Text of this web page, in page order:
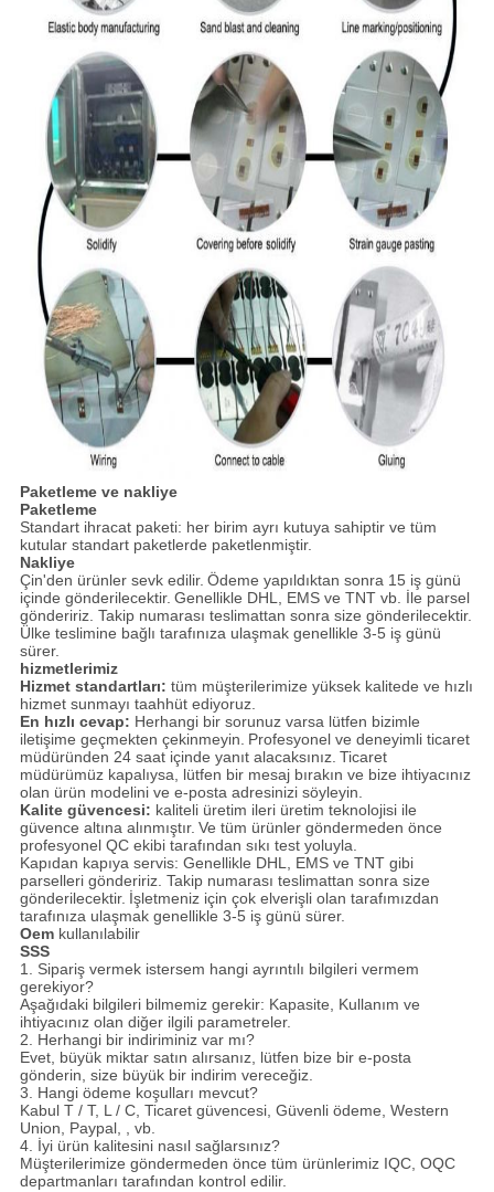
Paketleme ve nakliye
Paketleme
Standart ihracat paketi: her birim ayrı kutuya sahiptir ve tüm
kutular standart paketlerde paketlenmiştir.
Nakliye
Çin'den ürünler sevk edilir. Ödeme yapıldıktan sonra 15 iş günü
içinde gönderilecektir. Genellikle DHL, EMS ve TNT vb. İle parsel
göndeririz. Takip numarası teslimattan sonra size gönderilecektir.
Ülke teslimine bağlı tarafınıza ulaşmak genellikle 3-5 iş günü
sürer.
hizmetlerimiz
Hizmet standartları: tüm müşterilerimize yüksek kalitede ve hızlı
hizmet sunmayı taahhüt ediyoruz.
En hızlı cevap: Herhangi bir sorunuz varsa lütfen bizimle
iletişime geçmekten çekinmeyin. Profesyonel ve deneyimli ticaret
müdüründen 24 saat içinde yanıt alacaksınız. Ticaret
müdürümüz kapalıysa, lütfen bir mesaj bırakın ve bize ihtiyacınız
olan ürün modelini ve e-posta adresinizi söyleyin.
Kalite güvencesi: kaliteli üretim ileri üretim teknolojisi ile
güvence altına alınmıştır. Ve tüm ürünler göndermeden önce
profesyonel QC ekibi tarafından sıkı test yoluyla.
Kapıdan kapıya servis: Genellikle DHL, EMS ve TNT gibi
parselleri göndeririz. Takip numarası teslimattan sonra size
gönderilecektir. İşletmeniz için çok elverişli olan tarafımızdan
tarafınıza ulaşmak genellikle 3-5 iş günü sürer.
Oemkullanılabilir
SSS
1. Sipariş vermek istersem hangi ayrıntılı bilgileri vermem
gerekiyor?
Aşağıdaki bilgileri bilmemiz gerekir: Kapasite, Kullanım ve
ihtiyacınız olan diğer ilgili parametreler.
2. Herhangi bir indiriminiz var mı?
Evet, büyük miktar satın alırsanız, lütfen bize bir e-posta
gönderin, size büyük bir indirim vereceğiz.
3. Hangi ödeme koşulları mevcut?
Kabul T / T, L / C, Ticaret güvencesi, Güvenli ödeme, Western
Union, Paypal, , vb.
4. İyi ürün kalitesini nasıl sağlarsınız?
Müşterilerimize göndermeden önce tüm ürünlerimiz IQC, OQC
departmanları tarafından kontrol edilir.